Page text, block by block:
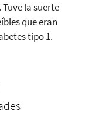
la suerte
que eran
tipo 1.